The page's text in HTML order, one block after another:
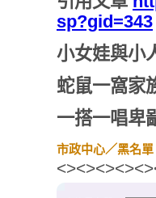
sp?gid=343
小女娃與小
蛇鼠一窩家
一搭一唱卑
市政中心／黑名單